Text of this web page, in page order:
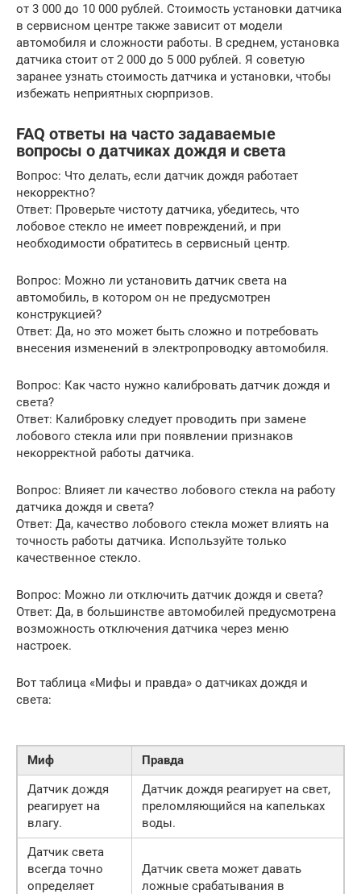
от 3 000 до 10 000 рублей. Стоимость установки датчика
в сервисном центре также зависит от модели
автомобиля и сложности работы. В среднем, установка
датчика стоит от 2 000 до 5 000 рублей. Я советую
заранее узнать стоимость датчика и установки, чтобы
избежать неприятных сюрпризов.
FAQ ответы на часто задаваемые
вопросы о датчиках дождя и света
Вопрос: Что делать, если датчик дождя работает
некорректно?
Ответ: Проверьте чистоту датчика, убедитесь, что
лобовое стекло не имеет повреждений, и при
необходимости обратитесь в сервисный центр.
Вопрос: Можно ли установить датчик света на
автомобиль, в котором он не предусмотрен
конструкцией?
Ответ: Да, но это может быть сложно и потребовать
внесения изменений в электропроводку автомобиля.
Вопрос: Как часто нужно калибровать датчик дождя и
света?
Ответ: Калибровку следует проводить при замене
лобового стекла или при появлении признаков
некорректной работы датчика.
Вопрос: Влияет ли качество лобового стекла на работу
датчика дождя и света?
Ответ: Да, качество лобового стекла может влиять на
точность работы датчика. Используйте только
качественное стекло.
Вопрос: Можно ли отключить датчик дождя и света?
Ответ: Да, в большинстве автомобилей предусмотрена
возможность отключения датчика через меню
настроек.
Вот таблица «Мифы и правда» о датчиках дождя и
света:
Миф
Правда
Датчик дождя
реагирует на
влагу.
Датчик дождя реагирует на свет,
преломляющийся на капельках
воды.
Датчик света
всегда точно
определяет
Датчик света может давать
ложные срабатывания в